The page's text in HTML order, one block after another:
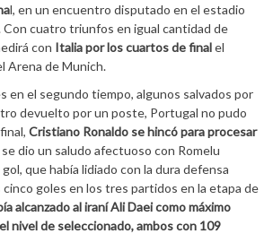
l, en un encuentro disputado en el estadio
Con cuatro triunfos en igual cantidad de
con Italia por los cuartos de finalel
Arena de Munich.
en el segundo tiempo, algunos salvados por
devuelto por un poste, Portugal no pudo
Cristiano Ronaldo se hincó para procesar
dio un saludo afectuoso con Romelu
que había lidiado con la dura defensa
goles en los tres partidos en la etapa de
alcanzado al iraní Ali Daei como máximo
nivel de seleccionado, ambos con 109